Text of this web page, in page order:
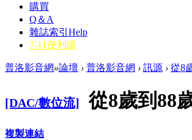
購買
Q＆A
雜誌索引 Help
7-11便利購
普洛影音網»論壇 › 普洛影音網 › 訊源 › 從8
[DAC/數位流] 從8歲到88
複製連結